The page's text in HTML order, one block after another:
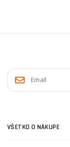
VŠETKO O NÁKUPE